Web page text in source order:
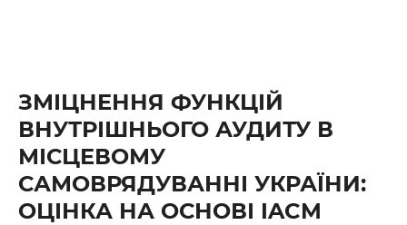
ЗМІЦНЕННЯ ФУНКЦІЙ
ВНУТРІШНЬОГО АУДИТУ В
МІСЦЕВОМУ
САМОВРЯДУВАННІ УКРАЇНИ:
ОЦІНКА НА ОСНОВІ IACM